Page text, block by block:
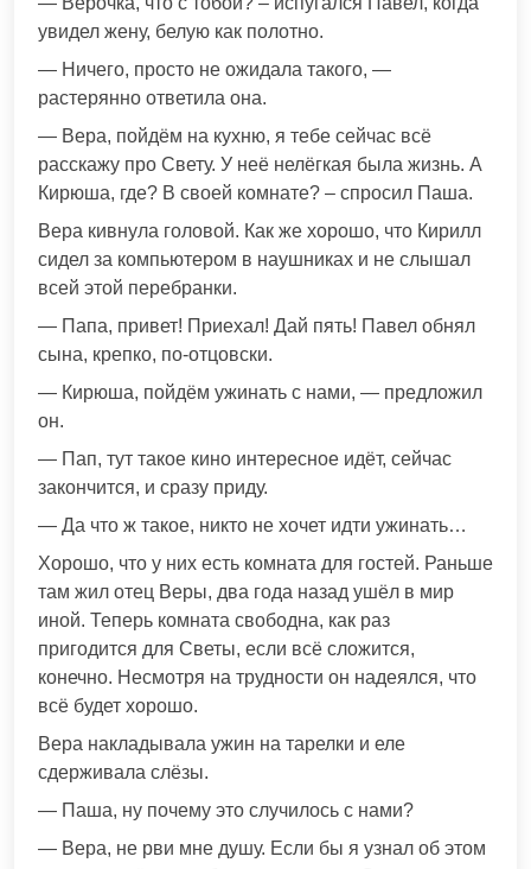
увидел жену, белую как полотно.
— Ничего, просто не ожидала такого, —
растерянно ответила она.
— Вера, пойдём на кухню, я тебе сейчас всё
расскажу про Свету. У неё нелёгкая была жизнь. А
Кирюша, где? В своей комнате? – спросил Паша.
Вера кивнула головой. Как же хорошо, что Кирилл
сидел за компьютером в наушниках и не слышал
всей этой перебранки.
— Папа, привет! Приехал! Дай пять! Павел обнял
сына, крепко, по-отцовски.
— Кирюша, пойдём ужинать с нами, — предложил
он.
— Пап, тут такое кино интересное идёт, сейчас
закончится, и сразу приду.
— Да что ж такое, никто не хочет идти ужинать…
Хорошо, что у них есть комната для гостей. Раньше
там жил отец Веры, два года назад ушёл в мир
иной. Теперь комната свободна, как раз
пригодится для Светы, если всё сложится,
конечно. Несмотря на трудности он надеялся, что
всё будет хорошо.
Вера накладывала ужин на тарелки и еле
сдерживала слёзы.
— Паша, ну почему это случилось с нами?
— Вера, не рви мне душу. Если бы я узнал об этом